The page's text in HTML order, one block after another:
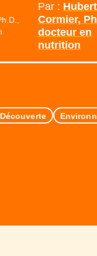
Par : Hubert
Cormier,
docteur en
nutrition
Découverte